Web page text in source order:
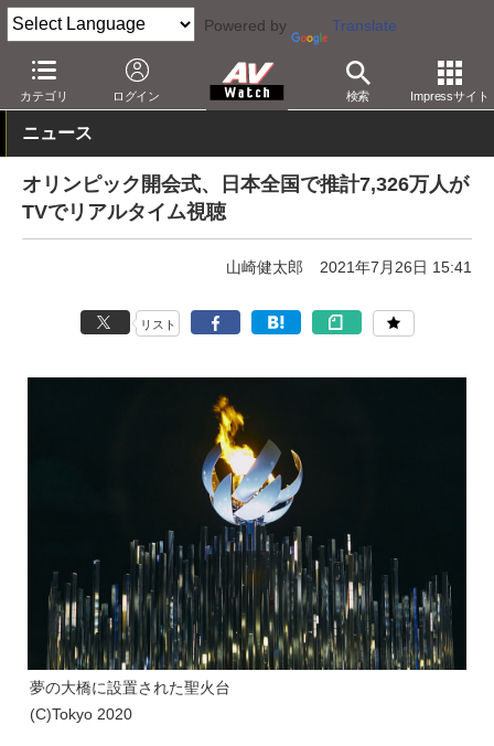
Powered by Translate
カテゴリ ログイン 検索 Impressサイト
AV Watch コンテンツ・サービス 放送 その他
ニュース
オリンピック開会式、日本全国で推計7,326万人が
TVでリアルタイム視聴
山崎健太郎 2021年7月26日 15:41
リスト
夢の大橋に設置された聖火台
(C)Tokyo 2020